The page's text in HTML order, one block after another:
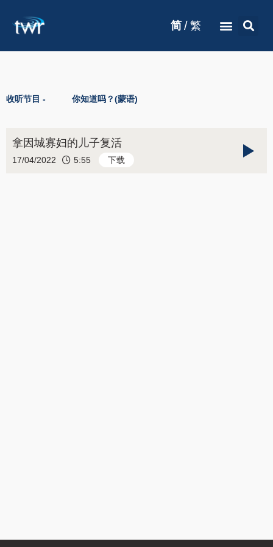
简 / 繁
收听节目 - 你知道吗？(蒙语)
拿因城寡妇的儿子复活
17/04/2022 5:55 下载